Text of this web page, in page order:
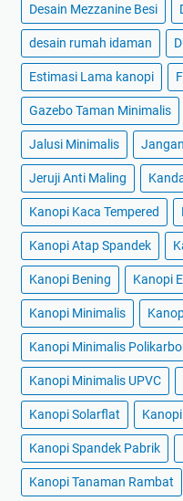
Desain Mezzanine Besi
desain rumah idaman
Estimasi Lama kanopi
Gazebo Taman Minimalis
Jalusi Minimalis
Jeruji Anti Maling
Kanopi Kaca Tempered
Kanopi Atap Spandek
Kanopi Bening Kanopi
Kanopi Minimalis
Kanopi Minimalis
Kanopi Minimalis UPVC
Kanopi Solarflat
Kanopi Spandek Pabrik
Kanopi Tanaman Rambat